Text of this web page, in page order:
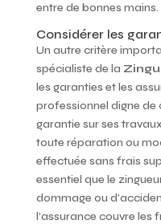
entre de bonnes mains.
Considérer les
Un autre critère
spécialiste de la
les garanties et les
professionnel digne
garantie sur ses
toute réparation ou
effectuée sans frais
essentiel que le
dommage ou
l’assurance couvre les